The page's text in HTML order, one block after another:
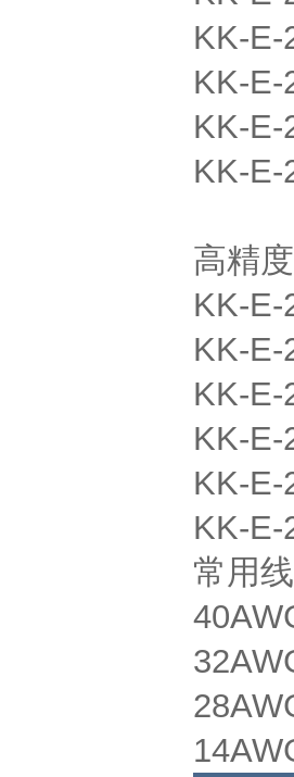
KK-E-
KK-E-
KK-E-
KK-E-
高精
KK-E-
KK-E-
KK-E-
KK-E-
KK-E-
KK-E-
常用